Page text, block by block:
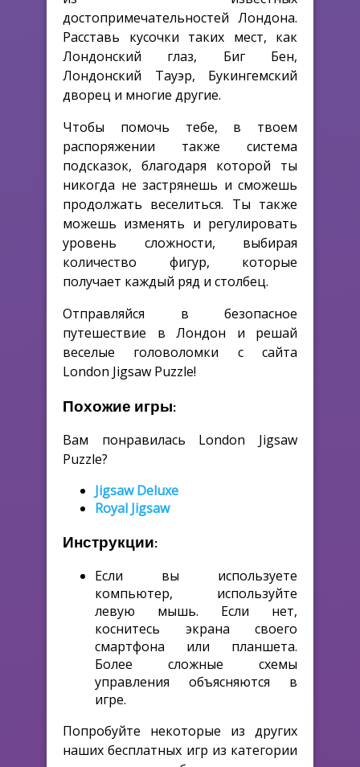
достопримечательностей Лондона.
Расставь кусочки таких мест, как
Лондонский глаз, Биг Бен,
Лондонский Тауэр, Букингемский
дворец и многие другие.
Чтобы помочь тебе, в твоем
распоряжении также система
подсказок, благодаря которой ты
никогда не застрянешь и сможешь
продолжать веселиться. Ты также
можешь изменять и регулировать
уровень сложности, выбирая
количество фигур, которые
получает каждый ряд и столбец.
Отправляйся в безопасное
путешествие в Лондон и решай
веселые головоломки с сайта
London Jigsaw Puzzle!
Похожие игры:
Вам понравилась London Jigsaw
Puzzle?
Jigsaw Deluxe
Royal Jigsaw
Инструкции:
Если вы используете
компьютер, используйте
левую мышь. Если нет,
коснитесь экрана своего
смартфона или планшета.
Более сложные схемы
управления объясняются в
игре.
Попробуйте некоторые из других
наших бесплатных игр из категории